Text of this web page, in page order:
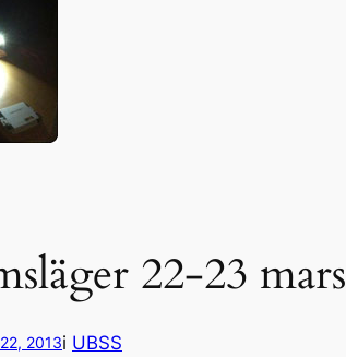
22-23 mars
2013i UBSS